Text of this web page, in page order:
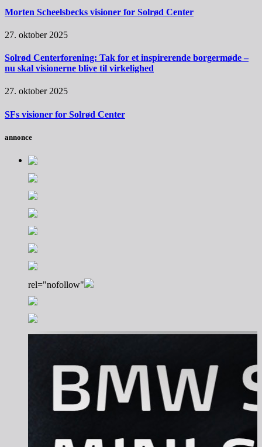
Morten Scheelsbecks visioner for Solrød Center
27. oktober 2025
Solrød Centerforening: Tak for et inspirerende borgermøde –
nu skal visionerne blive til virkelighed
27. oktober 2025
SFs visioner for Solrød Center
annonce
rel="nofollow"